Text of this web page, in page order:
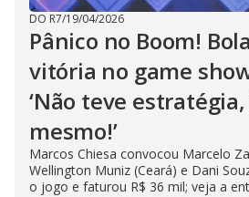
DO R7/19/04/2026
Pânico no Boom!
vitória no game
‘Não teve
mesmo!’
Marcos Chiesa convocou Marcelo
Wellington Muniz (Ceará) e Dani
o jogo e faturou R$ 36 mil; veja a